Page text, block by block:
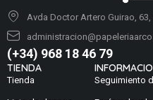
Avda Doctor Artero Guirao,
(+34) 968 18 46 79
TIENDA
Tienda Seguimiento